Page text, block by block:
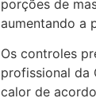
porções de
aumentando a
Os controles
profissional da
calor de